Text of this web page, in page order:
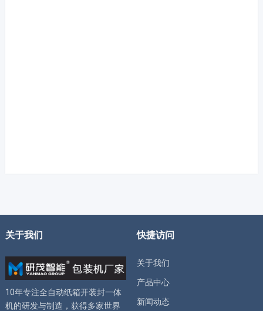
关于我们
10年专注全自动纸箱开装封一体
机的研发与制造，获得多家世界
快捷访问
关于我们
产品中心
新闻动态